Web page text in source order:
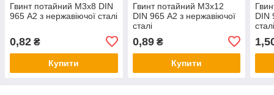
Гвинт потайний М3х8 DIN
965 А2 з нержавіючої сталі
0,82 ₴
Купити
Гвинт потайний М3х12
DIN 965 А2 з нержавіючої
сталі
0,89₴
Купити
DIN